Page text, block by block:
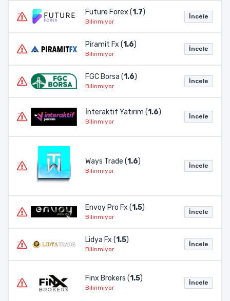
Future Forex (1.7)
Bilinmiyor
İncele
Piramit Fx (1.6)
Bilinmiyor
İncele
FGC Borsa (1.6)
Bilinmiyor
İncele
İnteraktif Yatırım (1.6)
Bilinmiyor
İncele
Ways Trade (1.6)
Bilinmiyor
İncele
Envoy Pro Fx (1.5)
Bilinmiyor
İncele
Lidya Fx (1.5)
Bilinmiyor
İncele
Finx Brokers (1.5)
Bilinmiyor
İncele